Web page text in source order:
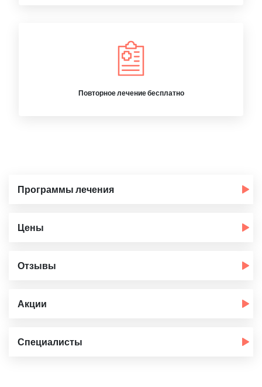
Повторное лечение бесплатно
Программы лечения
Цены
Отзывы
Акции
Специалисты